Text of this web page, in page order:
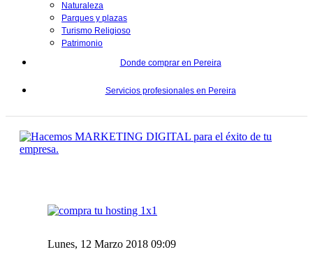
Naturaleza
Parques y plazas
Turismo Religioso
Patrimonio
Donde comprar en Pereira
Servicios profesionales en Pereira
Lunes, 12 Marzo 2018 09:09